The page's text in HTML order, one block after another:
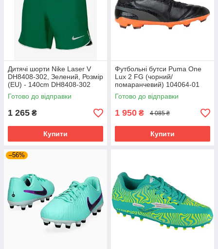
Дитячі шорти Nike Laser V
DH8408-302, Зелений, Розмір
(EU) - 140cm DH8408-302
Готово до відправки
1 265 ₴
Купити
Футбольні бутси Puma One
Lux 2 FG (чорний/
помаранчевий) 104064-01
Розмір EU: 44
Готово до відправки
1 950 ₴ 4 085 ₴
Купити
–56%